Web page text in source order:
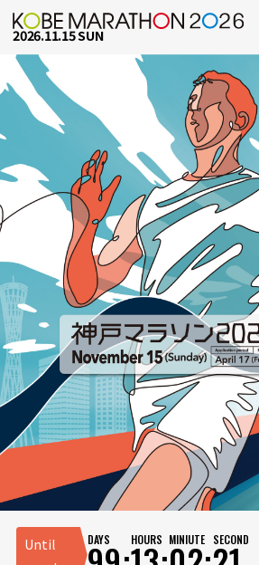
2026.11.15 SUN
Until
DAYS HOURS MINIUTE SECOND